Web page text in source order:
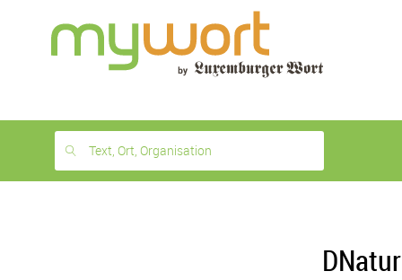
month
free
Text, Ort, Organisation